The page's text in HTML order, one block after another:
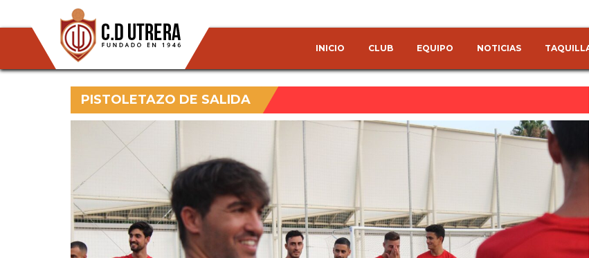
INICIO CLUB EQUIPO NOTICIAS
PISTOLETAZO DE SALIDA